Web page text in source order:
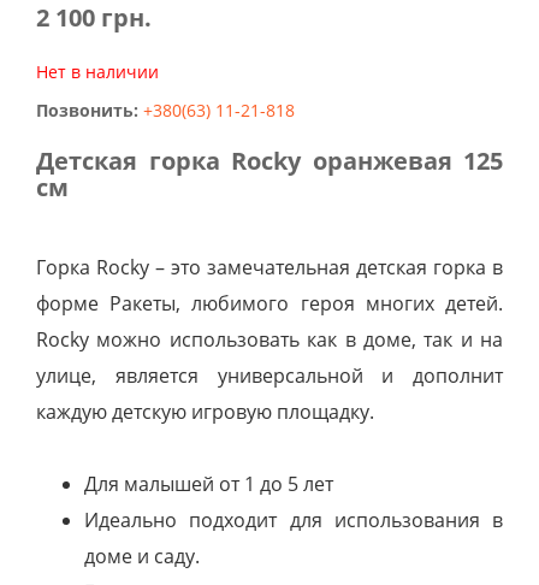
2 100 грн.
Нет в наличии
Позвонить: +380(63) 11-21-818
Детская горка Rocky оранжевая 125
см
Горка Rocky – это замечательная детская горка в
форме Ракеты, любимого героя многих детей.
Rocky можно использовать как в доме, так и на
улице, является универсальной и дополнит
каждую детскую игровую площадку.
Для малышей от 1 до 5 лет
Идеально подходит для использования в
доме и саду.